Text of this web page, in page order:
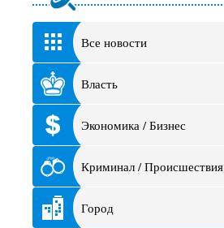
Все новости
Власть
Экономика / Бизнес
Криминал / Происшествия
Город